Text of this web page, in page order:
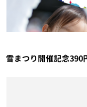
雪まつり開催記念390